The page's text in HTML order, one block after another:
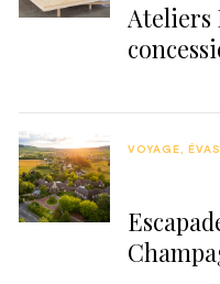
Ateliers
VOYAGE,